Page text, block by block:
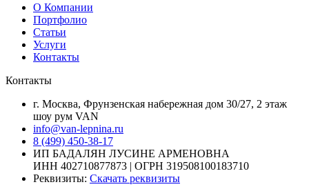
О Компании
Портфолио
Статьи
Услуги
Контакты
Контакты
г. Москва, Фрунзенская набережная дом 30/27, 2 этаж
шоу рум VAN
info@van-lepnina.ru
8 (499) 450-38-17
ИП БАДАЛЯН ЛУСИНЕ АРМЕНОВНА
ИНН 402710877873 | ОГРН 319508100183710
Реквизиты: Скачать реквизиты